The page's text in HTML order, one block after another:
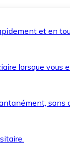
et en
lorsque vous
sans